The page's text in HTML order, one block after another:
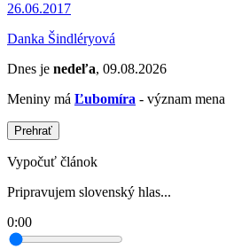
26.06.2017
Danka Šindléryová
Dnes je nedeľa, 09.08.2026
Meniny má Ľubomíra - význam mena
Prehrať
Vypočuť článok
Pripravujem slovenský hlas...
0:00